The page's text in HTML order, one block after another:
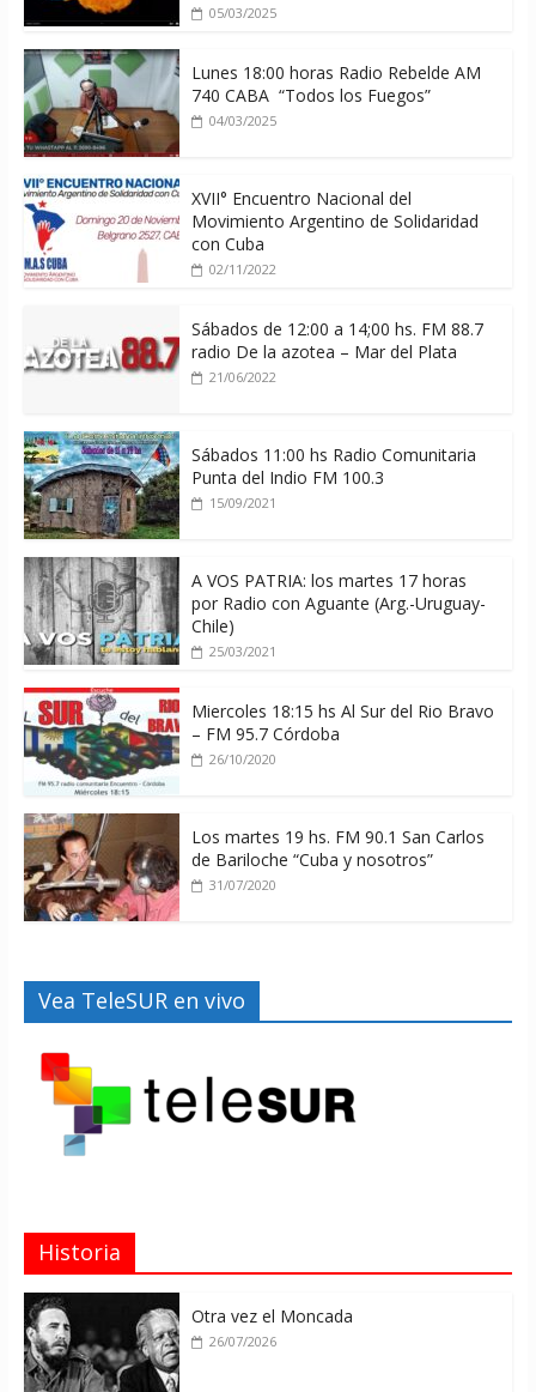
05/03/2025
Lunes 18:00 horas Radio Rebelde AM
740 CABA “Todos los Fuegos”
04/03/2025
XVII° Encuentro Nacional del
Movimiento Argentino de Solidaridad
con Cuba
02/11/2022
Sábados de 12:00 a 14;00 hs. FM 88.7
radio De la azotea – Mar del Plata
21/06/2022
Sábados 11:00 hs Radio Comunitaria
Punta del Indio FM 100.3
15/09/2021
A VOS PATRIA: los martes 17 horas
por Radio con Aguante (Arg.-Uruguay-
Chile)
25/03/2021
Miercoles 18:15 hs Al Sur del Rio Bravo
– FM 95.7 Córdoba
26/10/2020
Los martes 19 hs. FM 90.1 San Carlos
de Bariloche “Cuba y nosotros”
31/07/2020
Vea TeleSUR en vivo
Historia
Otra vez el Moncada
26/07/2026